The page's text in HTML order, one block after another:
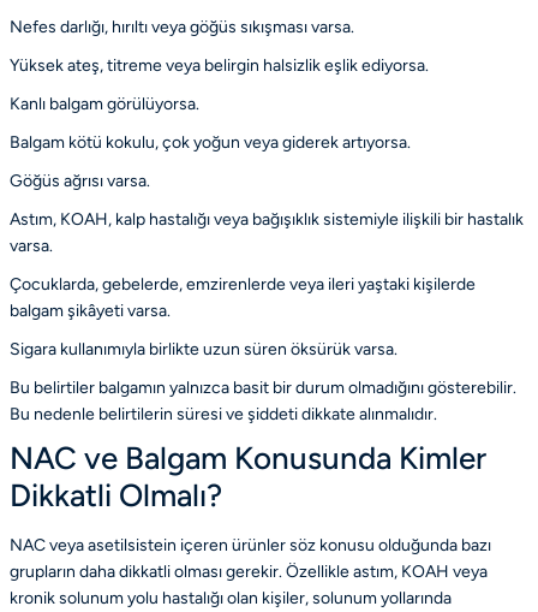
Nefes darlığı, hırıltı veya göğüs sıkışması varsa.
Yüksek ateş, titreme veya belirgin halsizlik eşlik ediyorsa.
Kanlı balgam görülüyorsa.
Balgam kötü kokulu, çok yoğun veya giderek artıyorsa.
Göğüs ağrısı varsa.
Astım, KOAH, kalp hastalığı veya bağışıklık sistemiyle ilişkili bir hastalık
varsa.
Çocuklarda, gebelerde, emzirenlerde veya ileri yaştaki kişilerde
balgam şikâyeti varsa.
Sigara kullanımıyla birlikte uzun süren öksürük varsa.
Bu belirtiler balgamın yalnızca basit bir durum olmadığını gösterebilir.
Bu nedenle belirtilerin süresi ve şiddeti dikkate alınmalıdır.
NAC ve Balgam Konusunda Kimler
Dikkatli Olmalı?
NAC veya asetilsistein içeren ürünler söz konusu olduğunda bazı
grupların daha dikkatli olması gerekir. Özellikle astım, KOAH veya
kronik solunum yolu hastalığı olan kişiler, solunum yollarında